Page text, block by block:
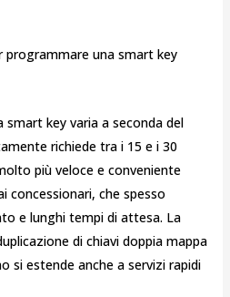
una smart key
key varia a seconda del
richiede tra i 15 e i 30
più veloce e conveniente
che spesso
e lunghi tempi di attesa. La
di chiavi doppia mappa
si estende anche a servizi rapidi